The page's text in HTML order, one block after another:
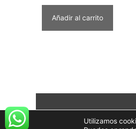
o
Añadir al carrito
Utilizamos